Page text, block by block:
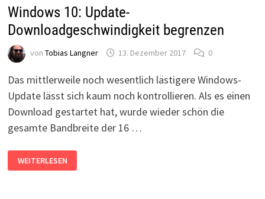
Windows 10: Update-
Downloadgeschwindigkeit begrenzen
von Tobias Langner 13. Dezember 2017 0
Das mittlerweile noch wesentlich lästigere Windows-
Update lässt sich kaum noch kontrollieren. Als es einen
Download gestartet hat, wurde wieder schön die
gesamte Bandbreite der 16 …
10:
UPDATE-
WEITERLESEN